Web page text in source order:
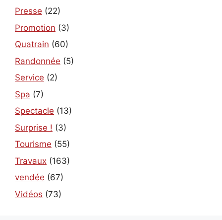
Presse (22)
Promotion (3)
Quatrain (60)
Randonnée (5)
Service (2)
Spa (7)
Spectacle (13)
Surprise ! (3)
Tourisme (55)
Travaux (163)
vendée (67)
Vidéos (73)